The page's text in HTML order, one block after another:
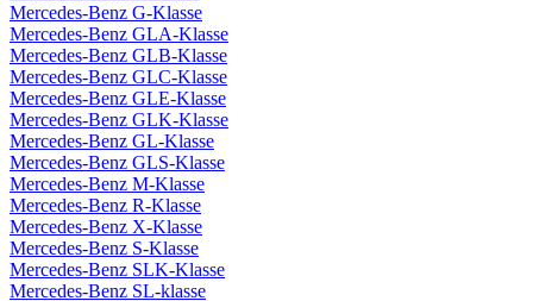
Mercedes-Benz G-Klasse
Mercedes-Benz GLA-Klasse
Mercedes-Benz GLB-Klasse
Mercedes-Benz GLC-Klasse
Mercedes-Benz GLE-Klasse
Mercedes-Benz GLK-Klasse
Mercedes-Benz GL-Klasse
Mercedes-Benz GLS-Klasse
Mercedes-Benz M-Klasse
Mercedes-Benz R-Klasse
Mercedes-Benz X-Klasse
Mercedes-Benz S-Klasse
Mercedes-Benz SLK-Klasse
Mercedes-Benz SL-klasse